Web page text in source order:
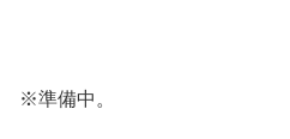
※準備中。